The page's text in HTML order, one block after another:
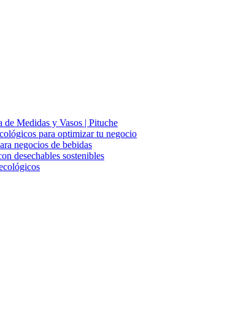
Medidas y Vasos | Pituche
para optimizar tu negocio
negocios de bebidas
desechables sostenibles